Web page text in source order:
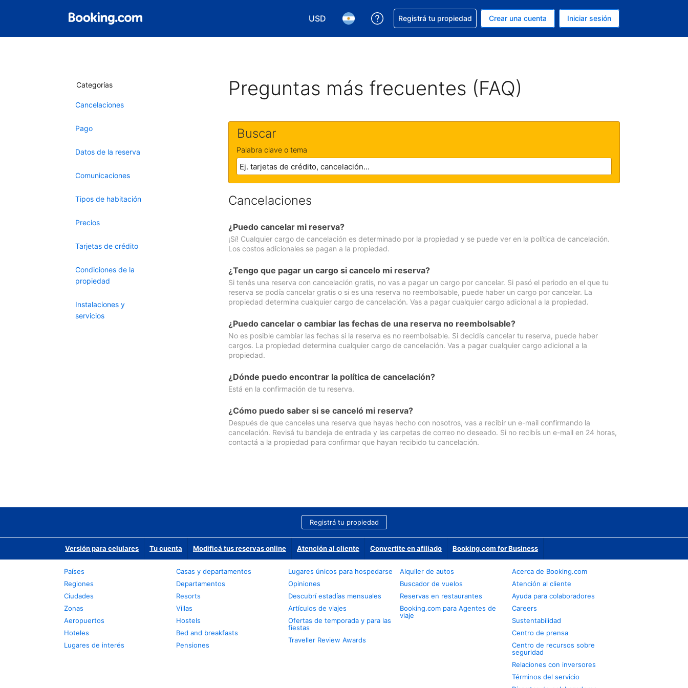
USD
Elegir la moneda. Tu moneda actual es Dólar de EEUU
Elegir el idioma. El idioma que estás usando es Español (Argentina)
Conseguí ayuda con tu reserva
Registrá tu propiedad Crear una cuenta Iniciar sesión
Categorías
Cancelaciones
Pago
Datos de la reserva
Comunicaciones
Tipos de habitación
Precios
Tarjetas de crédito
Condiciones de la
propiedad
Instalaciones y
servicios
Preguntas más frecuentes (FAQ)
Buscar
Palabra clave o tema
Cancelaciones
¿Puedo cancelar mi reserva?
¡Sí! Cualquier cargo de cancelación es determinado por la propiedad y se puede ver en la política de cancelación.
Los costos adicionales se pagan a la propiedad.
¿Tengo que pagar un cargo si cancelo mi reserva?
Si tenés una reserva con cancelación gratis, no vas a pagar un cargo por cancelar. Si pasó el periodo en el que tu
reserva se podía cancelar gratis o si es una reserva no reembolsable, puede haber un cargo por cancelar. La
propiedad determina cualquier cargo de cancelación. Vas a pagar cualquier cargo adicional a la propiedad.
¿Puedo cancelar o cambiar las fechas de una reserva no reembolsable?
No es posible cambiar las fechas si la reserva es no reembolsable. Si decidís cancelar tu reserva, puede haber
cargos. La propiedad determina cualquier cargo de cancelación. Vas a pagar cualquier cargo adicional a la
propiedad.
¿Dónde puedo encontrar la política de cancelación?
Está en la confirmación de tu reserva.
¿Cómo puedo saber si se canceló mi reserva?
Después de que canceles una reserva que hayas hecho con nosotros, vas a recibir un e-mail confirmando la
cancelación. Revisá tu bandeja de entrada y las carpetas de correo no deseado. Si no recibís un e-mail en 24 horas,
contactá a la propiedad para confirmar que hayan recibido tu cancelación.
Registrá tu propiedad
Versión para celulares Tu cuenta Modificá tus reservas online Atención al cliente Convertite en afiliado Booking.com for Business
Países
Regiones
Ciudades
Zonas
Aeropuertos
Hoteles
Lugares de interés
Casas y departamentos
Departamentos
Resorts
Villas
Hostels
Bed and breakfasts
Pensiones
Lugares únicos para hospedarse
Opiniones
Descubrí estadías mensuales
Artículos de viajes
Ofertas de temporada y para las
fiestas
Traveller Review Awards
Alquiler de autos
Buscador de vuelos
Reservas en restaurantes
Booking.com para Agentes de
viaje
Acerca de Booking.com
Atención al cliente
Ayuda para colaboradores
Careers
Sustentabilidad
Centro de prensa
Centro de recursos sobre
seguridad
Relaciones con inversores
Términos del servicio